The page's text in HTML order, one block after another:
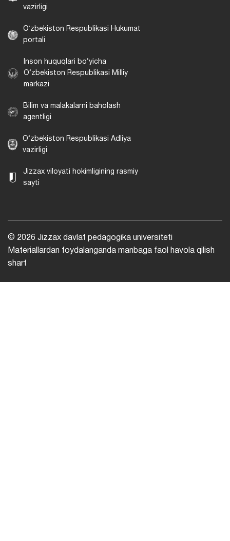
vazirligi
Oʻzbekiston Respublikasi Hukumat
portali
Inson huquqlari bo‘yicha
O‘zbekiston Respublikasi Milliy
markazi
Bilim va malakalarni baholash
agentligi
O‘zbekiston Respublikasi Adliya
vazirligi
Jizzax viloyati hokimligining rasmiy
sayti
© 2026 Jizzax davlat pedagogika universiteti
Materiallardan foydalanganda manbaga faol havola qilish
shart